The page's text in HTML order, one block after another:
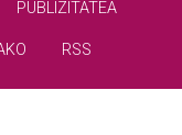
PUBLIZITATEA
RSS